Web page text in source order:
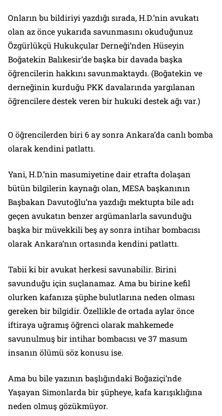
Onların bu bildiriyi yazdığı sırada, H.D.’nin avukatı
olan az önce yukarıda savunmasını okuduğunuz
Özgürlükçü Hukukçular Derneği’nden Hüseyin
Boğatekin Balıkesir’de başka bir davada başka
öğrencilerin hakkını savunmaktaydı. (Boğatekin ve
derneğinin kurduğu PKK davalarında yargılanan
öğrencilere destek veren bir hukuki destek ağı var.)
O öğrencilerden biri 6 ay sonra Ankara’da canlı bomba
olarak kendini patlattı.
Yani, H.D.’nin masumiyetine dair etrafta dolaşan
bütün bilgilerin kaynağı olan, MESA başkanının
Başbakan Davutoğlu’na yazdığı mektupta bile adı
geçen avukatın benzer argümanlarla savunduğu
başka bir müvekkili beş ay sonra intihar bombacısı
olarak Ankara’nın ortasında kendini patlattı.
Tabii ki bir avukat herkesi savunabilir. Birini
savunduğu için suçlanamaz. Ama bu birine kefil
olurken kafanıza şüphe bulutlarına neden olması
gereken bir bilgidir. Özellikle de ortada aylar önce
iftiraya uğramış öğrenci olarak mahkemede
savunulmuş bir intihar bombacısı ve 37 masum
insanın ölümü söz konusu ise.
Ama bu bile yazının başlığındaki Boğaziçi’nde
Yaşayan Simonlarda bir şüpheye, kafa karışıklığına
neden olmuş gözükmüyor.